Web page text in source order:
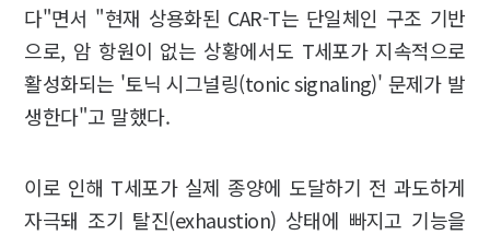
다"면서 "현재 상용화된 CAR-T는 단일체인 구조 기반
으로, 암 항원이 없는 상황에서도 T세포가 지속적으로
활성화되는 '토닉 시그널링(tonic signaling)' 문제가 발
생한다"고 말했다.
이로 인해 T세포가 실제 종양에 도달하기 전 과도하게
자극돼 조기 탈진(exhaustion) 상태에 빠지고 기능을